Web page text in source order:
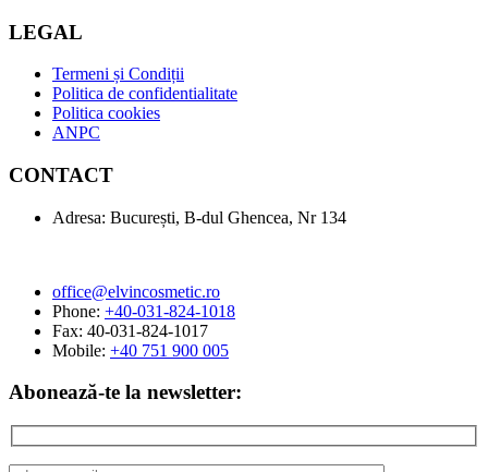
LEGAL
Termeni și Condiții
Politica de confidentialitate
Politica cookies
ANPC
CONTACT
Adresa: București, B-dul Ghencea, Nr 134
office@elvincosmetic.ro
Phone: +40-031-824-1018
Fax: 40-031-824-1017
Mobile: +40 751 900 005
Abonează-te la newsletter: